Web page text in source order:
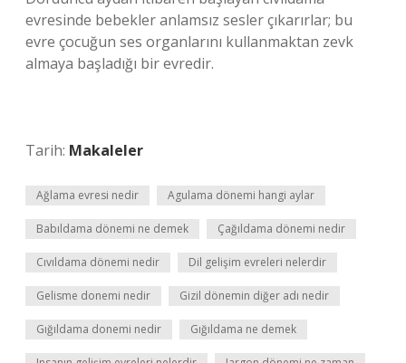
evresinde bebekler anlamsız sesler çıkarırlar; bu
evre çocuğun ses organlarını kullanmaktan zevk
almaya başladığı bir evredir.
Tarih: Makaleler
Ağlama evresi nedir Agulama dönemi hangi aylar
Babıldama dönemi ne demek Çağıldama dönemi nedir
Cıvıldama dönemi nedir Dil gelişim evreleri nelerdir
Gelisme donemi nedir Gizil dönemin diğer adı nedir
Gığıldama donemi nedir Gığıldama ne demek